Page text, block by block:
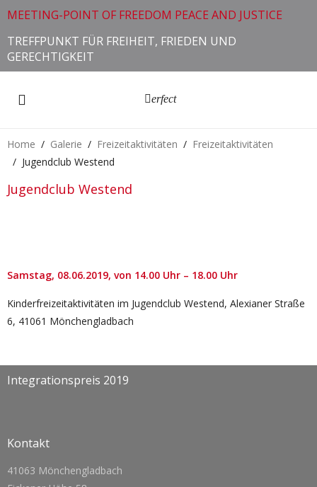
MEETING-POINT OF FREEDOM PEACE AND JUSTICE
TREFFPUNKT FÜR FREIHEIT, FRIEDEN UND
GERECHTIGKEIT
erfect
Home Galerie Freizeitaktivitäten
Freizeitaktivitäten
Jugendclub Westend
Jugendclub Westend
Samstag, 08.06.2019, von 14.00 Uhr – 18.00 Uhr
Kinderfreizeitaktivitäten im Jugendclub Westend, Alexianer Straße
6, 41061 Mönchengladbach
Integrationspreis 2019
Kontakt
41063 Mönchengladbach